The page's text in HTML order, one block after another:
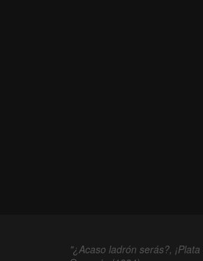
"¿Acaso ladrón serás?,